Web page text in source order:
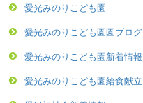
愛光みのりこども園
愛光みのりこども園園ブログ
愛光みのりこども園新着情報
愛光みのりこども園給食献立